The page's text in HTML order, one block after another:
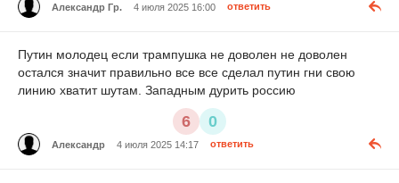
Александр Гр. 4 июля 2025 16:00 ответить
Путин молодец если трампушка не доволен не доволен
остался значит правильно все все сделал путин гни свою
линию хватит шутам. Западным дурить россию
6 0
Александр 4 июля 2025 14:17 ответить